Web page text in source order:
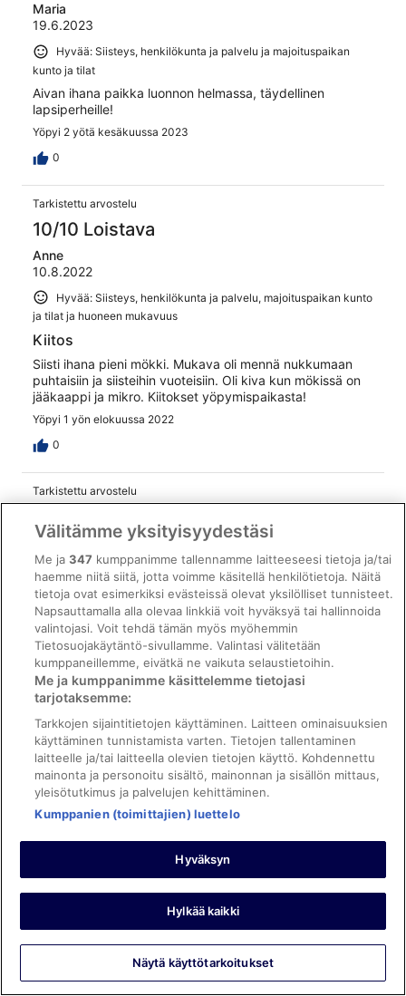
Maria
19.6.2023
Hyvää: Siisteys, henkilökunta ja palvelu ja majoituspaikan
kunto ja tilat
Aivan ihana paikka luonnon helmassa, täydellinen
lapsiperheille!
Yöpyi 2 yötä kesäkuussa 2023
0
Tarkistettu arvostelu
10/10 Loistava
Anne
10.8.2022
Hyvää: Siisteys, henkilökunta ja palvelu, majoituspaikan kunto
ja tilat ja huoneen mukavuus
Kiitos
Siisti ihana pieni mökki. Mukava oli mennä nukkumaan
puhtaisiin ja siisteihin vuoteisiin. Oli kiva kun mökissä on
jääkaappi ja mikro. Kiitokset yöpymispaikasta!
Yöpyi 1 yön elokuussa 2022
0
Tarkistettu arvostelu
Juha
1.8.2022
Huonoa: Henkilökunta ja palvelu, majoituspaikan kunto ja tilat
ja huoneen mukavuus
Vanha vahvasti homeelle tuoksahtava koppi. Hintaan
nähden todella huono.
Yöpyi 1 yön heinäkuussa 2022
0
Tarkistettu arvostelu
6/10 Kohtalainen
Minna
Huonoa: Henkilökunta ja palvelu
0
Tarkistettu arvostelu
Välitämme yksityisyydestäsi
Me ja347 kumppanimme tallennamme laitteeseesi tietoja ja/tai
haemme niitä siitä, jotta voimme käsitellä henkilötietoja. Näitä
tietoja ovat esimerkiksi evästeissä olevat yksilölliset tunnisteet.
Napsauttamalla alla olevaa linkkiä voit hyväksyä tai hallinnoida
valintojasi. Voit tehdä tämän myös myöhemmin
Tietosuojakäytäntö-sivullamme. Valintasi välitetään
kumppaneillemme, eivätkä ne vaikuta selaustietoihin.
Me ja kumppanimme käsittelemme tietojasi
tarjotaksemme:
Tarkkojen sijaintitietojen käyttäminen. Laitteen ominaisuuksien
käyttäminen tunnistamista varten. Tietojen tallentaminen
laitteelle ja/tai laitteella olevien tietojen käyttö. Kohdennettu
mainonta ja personoitu sisältö, mainonnan ja sisällön mittaus,
yleisötutkimus ja palvelujen kehittäminen.
Kumppanien (toimittajien) luettelo
Hyväksyn
Hylkää kaikki
Näytä käyttötarkoitukset